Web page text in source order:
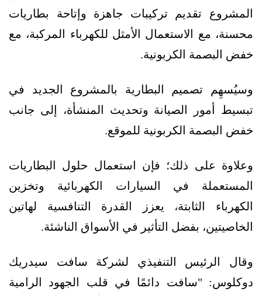
المشروع تقديم تركيبات جاهزة وإتاحة بطاريات
محسنة، مع الاستعمال الأمثل للكهرباء المركبة، مع
خفض البصمة الكربونية.
وسيُسهِم تصميم البطارية بالمشروع الجديد في
تبسيط أمور الصيانة وتحديث المنشأة، إلى جانب
خفض البصمة الكربونية للموقع.
وعلاوة على ذلك؛ فإن استعمال حلول البطاريات
المستعملة في السيارات الكهربائية وتخزين
الكهرباء الثابتة، يعزز القدرة التنافسية لهاتين
الخاصيتين، بفضل التأثير في الأسواق الناشئة.
وقال الرئيس التنفيذي لشركة سافت سيدريك
دوكلوس: "سافت دائمًا في قلب الجهود الرامية